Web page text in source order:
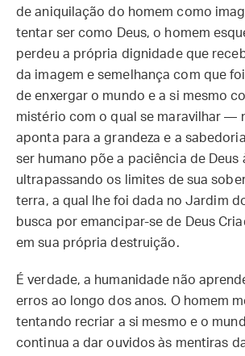
de aniquilação do homem como
tentar ser como Deus, o homem
perdeu a própria dignidade que
da imagem e semelhança com que
de enxergar o mundo e a si mesmo
mistério com o qual se maravilhar —
aponta para a grandeza e a
ser humano põe a paciência de Deus
ultrapassando os limites de sua
terra, a qual lhe foi dada no Jardim
busca por emancipar-se de Deus
em sua própria destruição.
É verdade, a humanidade não
erros ao longo dos anos. O homem
tentando recriar a si mesmo e o
continua a dar ouvidos às mentiras